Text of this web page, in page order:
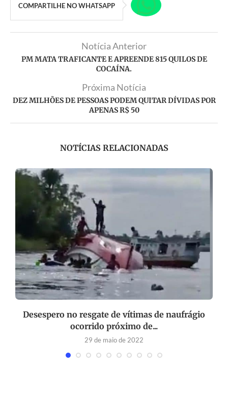
COMPARTILHE NO WHATSAPP
Notícia Anterior
PM MATA TRAFICANTE E APREENDE 815 QUILOS DE
COCAÍNA.
Próxima Notícia
DEZ MILHÕES DE PESSOAS PODEM QUITAR DÍVIDAS POR
APENAS R$ 50
NOTÍCIAS RELACIONADAS
Desespero no resgate de vítimas de naufrágio
ocorrido próximo de...
29 de maio de 2022